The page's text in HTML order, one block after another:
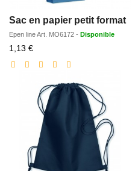
Sac en papier petit format
Epen lineArt. MO6172 - Disponible
1,13 €Prix
réduit